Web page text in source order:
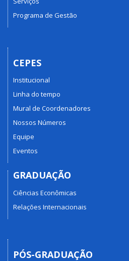
Programa de Gestão
CEPES
Institucional
Linha do tempo
Mural de Coordenadores
Nossos Números
Equipe
Eventos
GRADUAÇÃO
Ciências Econômicas
Relações Internacionais
PÓS-GRADUAÇÃO